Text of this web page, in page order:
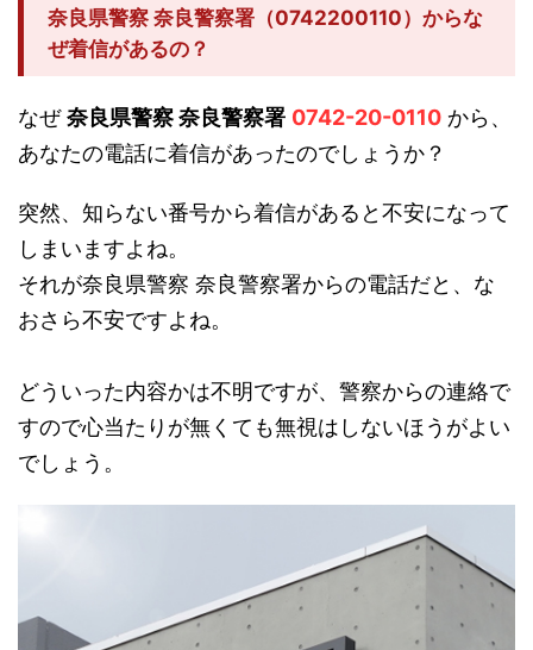
奈良県警察 奈良警察署（0742200110）からな
ぜ着信があるの？
なぜ奈良県警察 奈良警察署 0742-20-0110 から、
あなたの電話に着信があったのでしょうか？
突然、知らない番号から着信があると不安になって
しまいますよね。
それが奈良県警察 奈良警察署からの電話だと、な
おさら不安ですよね。
どういった内容かは不明ですが、警察からの連絡で
すので心当たりが無くても無視はしないほうがよい
でしょう。